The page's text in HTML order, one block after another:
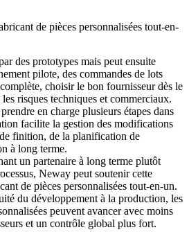
de pièces personnalisées tout-en-
des prototypes mais peut ensuite
pilote, des commandes de lots
choisir le bon fournisseur dès le
risques techniques et commerciaux.
en charge plusieurs étapes dans
facilite la gestion des modifications
finition, de la planification de
à long terme.
un partenaire à long terme plutôt
Neway peut soutenir cette
de pièces personnalisées tout-en-un.
du développement à la production, les
peuvent avancer avec moins
et un contrôle global plus fort.